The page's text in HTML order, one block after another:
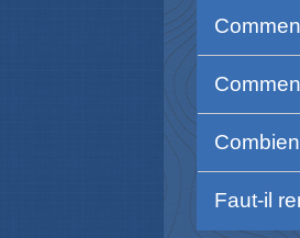
Faut-il